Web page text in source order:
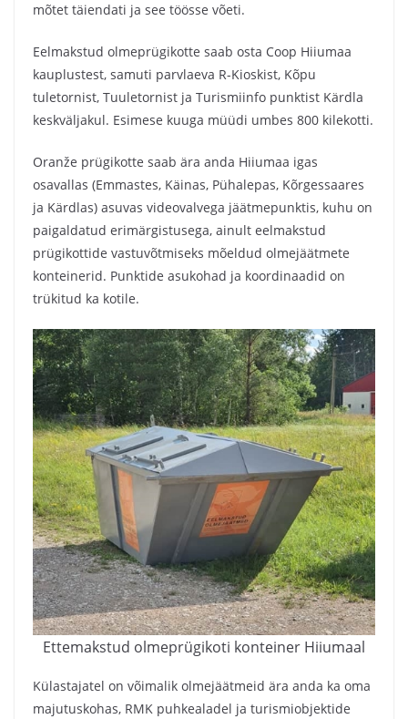
mõtet täiendati ja see töösse võeti.
Eelmakstud olmeprügikotte saab osta Coop Hiiumaa
kauplustest, samuti parvlaeva R-Kioskist, Kõpu
tuletornist, Tuuletornist ja Turismiinfo punktist Kärdla
keskväljakul. Esimese kuuga müüdi umbes 800 kilekotti.
Oranže prügikotte saab ära anda Hiiumaa igas
osavallas (Emmastes, Käinas, Pühalepas, Kõrgessaares
ja Kärdlas) asuvas videovalvega jäätmepunktis, kuhu on
paigaldatud erimärgistusega, ainult eelmakstud
prügikottide vastuvõtmiseks mõeldud olmejäätmete
konteinerid. Punktide asukohad ja koordinaadid on
trükitud ka kotile.
Ettemakstud olmeprügikoti konteiner Hiiumaal
Külastajatel on võimalik olmejäätmeid ära anda ka oma
majutuskohas, RMK puhkealadel ja turismiobjektide